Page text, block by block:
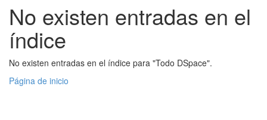
No existen entradas en el
índice
No existen entradas en el índice para "Todo DSpace".
Página de inicio